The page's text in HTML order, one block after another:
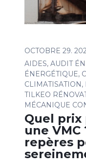
OCTOBRE 29.
AIDES, AUDIT
ÉNERGÉTIQUE,
CLIMATISATION,
TILKEO
MÉCANIQUE
Quel
une VMC
repères